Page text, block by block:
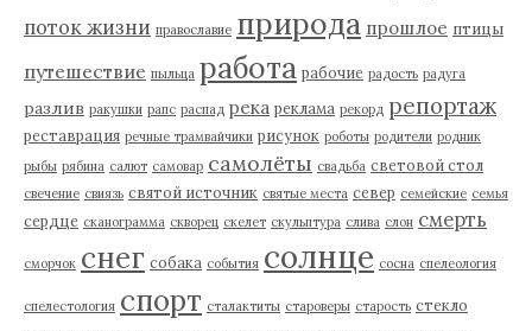
поток жизни православие природа прошлое птицы
путешествие пыльца работа рабочие радость радуга
разлив ракушки рапс распад река реклама рекорд репортаж
реставрация речные трамвайчики рисунок роботы родители родник
рыбы рябина салют самовар самолёты свадьба световой стол
свечение свиязь святой источник святые места север семейские семья
сердце сканограмма скворец скелет скульптура слива слон смерть
сморчок снег собака события солнце сосна спелеология
спелестология спорт сталактиты староверы старость стекло